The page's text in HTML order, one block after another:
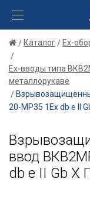
Каталог Ex-
Ex-вводы типа
металлорукаве
20-МР35 1Ex db e II
ввод
db e II Gb